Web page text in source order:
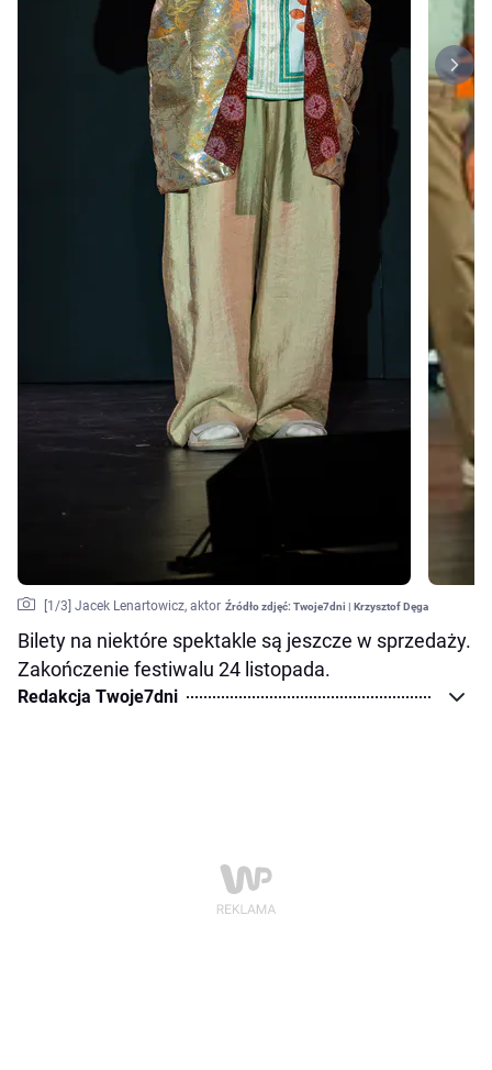
[1 /3] Jacek Lenartowicz, aktor Źródło zdjęć: Twoje7dni | Krzysztof Dęga
Bilety na niektóre spektakle są jeszcze w sprzedaży.
Zakończenie festiwalu 24 listopada.
Redakcja Twoje7dni